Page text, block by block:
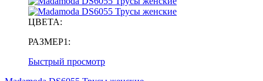
ЦВЕТА:
РАЗМЕР1:
Быстрый просмотр